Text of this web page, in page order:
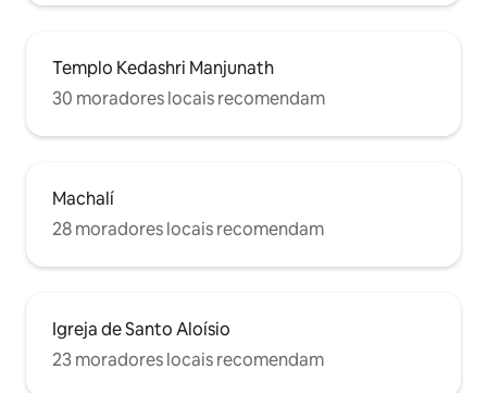
Templo Kedashri Manjunath
30 moradores locais recomendam
Machalí
28 moradores locais recomendam
Igreja de Santo Aloísio
23 moradores locais recomendam